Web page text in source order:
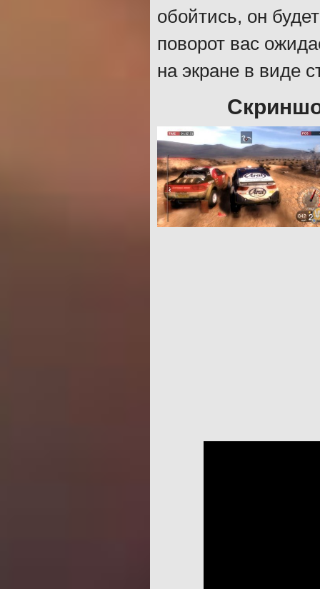
обойтись, он
поворот вас
на экране в виде